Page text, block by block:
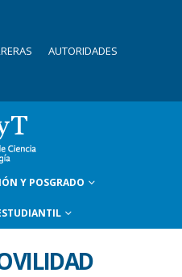
AUTORIDADES
Y POSGRADO